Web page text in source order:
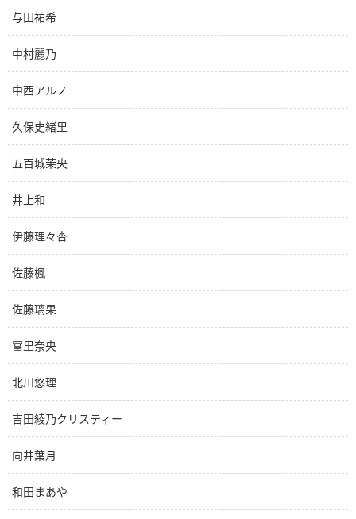
与田祐希
中村麗乃
中西アルノ
久保史緒里
五百城茉央
井上和
伊藤理々杏
佐藤楓
佐藤璃果
冨里奈央
北川悠理
吉田綾乃クリスティー
向井葉月
和田まあや